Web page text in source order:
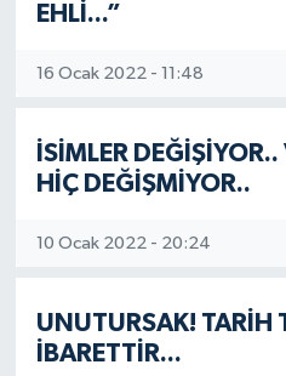
EHLİ...”
16 Ocak 2022 - 11:48
İSİMLER
HİÇ DEĞİŞMİYOR..
10 Ocak 2022 - 20:24
UNUTURSAK! TARİH
İBARETTİR...